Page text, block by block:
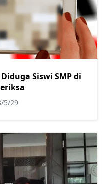
Siswi SMP di
5/29